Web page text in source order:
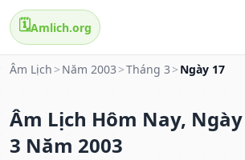
🗓️Amlich.org
Âm Lịch > Năm 2003 >Tháng 3 > Ngày 17
Âm Lịch Hôm Nay,
3 Năm 2003